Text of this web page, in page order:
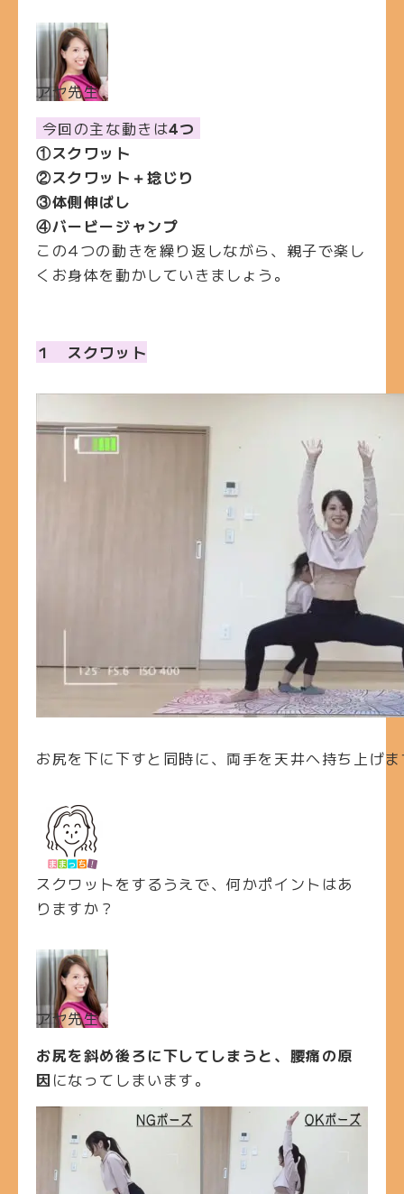
アヤ先生
今回の主な動きは4つ
①スクワット
②スクワット＋捻じり
③体側伸ばし
④バービージャンプ
この4つの動きを繰り返しながら、親子で楽し
くお身体を動かしていきましょう。
１ スクワット
お尻を下に下すと同時に、両手を天井へ持ち上げ
スクワットをするうえで、何かポイントはあ
りますか？
アヤ先生
お尻を斜め後ろに下してしまうと、腰痛の原
因 になってしまいます。